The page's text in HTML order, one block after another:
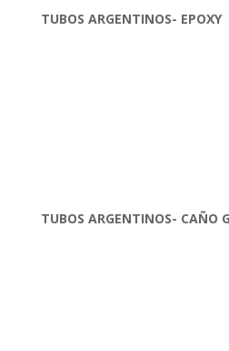
TUBOS ARGENTINOS- EPOXY
TUBOS ARGENTINOS- CAÑO